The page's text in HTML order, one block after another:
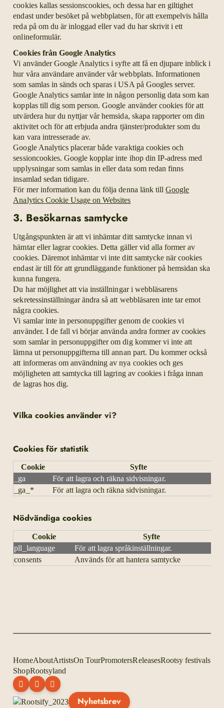
cookies kallas sessionscookies, och dessa har en giltighet
endast under besöket på webbplatsen, för att exempelvis hålla
reda på om du är inloggad eller vad du har skrivit i ett
onlineformulär.
Cookies från Google Analytics
Vi använder Google Analytics i syfte att få en djupare inblick i
hur våra användare använder vår webbplats. Informationen
som samlas in sänds och sparas i USA på Googles server.
Google Analytics samlar inte in någon personlig data som kan
kopplas till dig som person. Google använder cookies för att
utvärdera hur du nyttjar vår hemsida, skapa rapporter om din
aktivitet och för att erbjuda andra tjänster/produkter som du
kan vara intresserade av.
Google Analytics placerar både varaktiga cookies och
sessioncookies. Google kopplar inte ihop din IP-adress med
upplysningar som samlas in eller data som redan finns
insamlad sedan tidigare.
För mer information kan du följa denna länk till Google
Analytics Cookie Usage on Websites
3. Besökarnas samtycke
Utgångspunkten är att vi inhämtar ditt samtycke innan vi
hämtar eller lagrar cookies. Detta gäller vid alla former av
cookies. Däremot inhämtar vi inte ditt samtycke när cookies
endast är till för att grundläggande funktioner på hemsidan ska
kunna fungera.
Du har möjlighet att via inställningar i webbläsarens
sekretessinställningar ändra så att webbläsaren inte tar emot
några cookies.
Vi samlar inte in personuppgifter genom de cookies vi
använder. I de fall vi börjar använda andra former av cookies
som samlar in personuppgifter om dig kommer vi inte att
lämna ut personuppgifterna till annan part. Du kommer också
att informeras om användning av nya cookies och ges
möjligheten att samtycka till lagring av cookies i fråga innan
de lagras hos dig.
Vilka cookies använder vi?
Cookies för statistik
Cookie
Syfte
_ga
För att lagra och räkna sidvisningar.
_ga_*
För att lagra och räkna sidvisningar.
Nödvändiga cookies
Cookie
Syfte
pll_language
För att lagra språkinställningar.
consents
Används för att hantera samtycke
HomeAboutArtistsOn TourPromotersReleasesRootsy festivals
ShopRootsyland
Nyhetsbrev